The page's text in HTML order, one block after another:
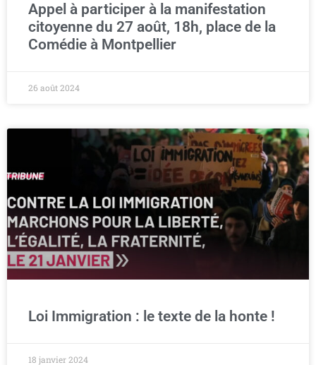
Appel à participer à la manifestation
citoyenne du 27 août, 18h, place de la
Comédie à Montpellier
26 août 2024
Loi Immigration : le texte de la honte !
18 janvier 2024